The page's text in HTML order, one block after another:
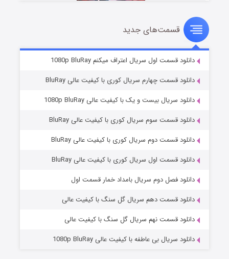
سریال زشت
قسمت2 (زیرنویس) منتشر شد
مردگان متحرک: شهر مرده ۳
قسمت2 (زیرنویس) منتشر شد
قسمت‌های جدید
دانلود قسمت اول سریال اعتراف میکنم 1080p BluRay
دانلود قسمت چهارم سریال کوری با کیفیت عالی BluRay
دانلود سریال بیست و یک با کیفیت عالی 1080p BluRay
دانلود قسمت سوم سریال کوری با کیفیت عالی BluRay
دانلود قسمت دوم سریال کوری با کیفیت عالی BluRay
دانلود قسمت اول سریال کوری با کیفیت عالی BluRay
دانلود فصل دوم سریال بامداد خمار قسمت اول
دانلود قسمت دهم سریال گل سنگ با کیفیت عالی
دانلود قسمت نهم سریال گل سنگ با کیفیت عالی
دانلود سریال بی عاطفه با کیفیت عالی 1080p BluRay